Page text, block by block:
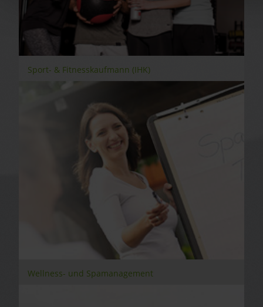
Sport- & Fitnesskaufmann (IHK)
Wellness- und Spamanagement